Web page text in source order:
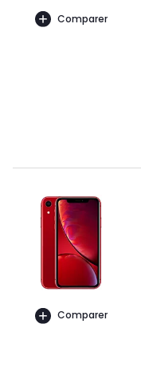
Comparer
Comparer